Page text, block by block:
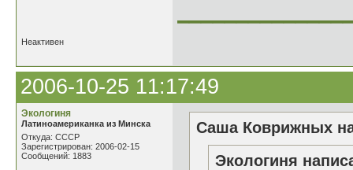
Неактивен
2006-10-25 11:17:49
Экологиня
Латиноамериканка из Минска
Откуда: СССР
Зарегистрирован: 2006-02-15
Сообщений: 1883
Саша Коврижных
Экологиня